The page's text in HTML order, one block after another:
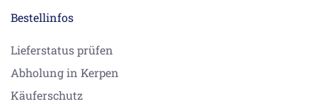
Bestellinfos
Lieferstatus prüfen
Abholung in Kerpen
Käuferschutz